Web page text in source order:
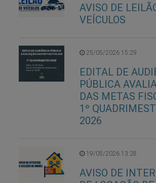
AVISO DE
VEÍCULOS
25/05/2026 15:29
EDITAL DE
PÚBLICA
DAS METAS
1º
2026
19/05/2026 13:28
AVISO DE